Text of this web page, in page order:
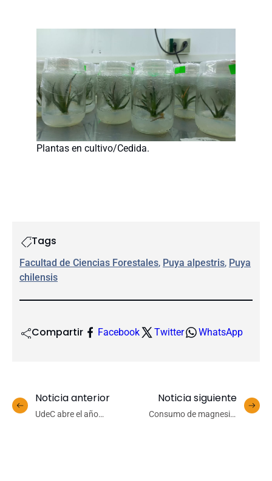
Plantas en cultivo/Cedida.
Tags
Facultad de Ciencias Forestales, Puya alpestris, Puya
chilensis
Compartir Facebook Twitter WhatsApp
Noticia anterior
UdeC abre el año
Noticia siguiente
Consumo de magnesio: